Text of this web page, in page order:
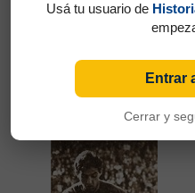
Partidos jugados por
Amistosos 1962
Callá, Pedro Eugenio
Usá tu usuario de
Entrar
Cerrar y